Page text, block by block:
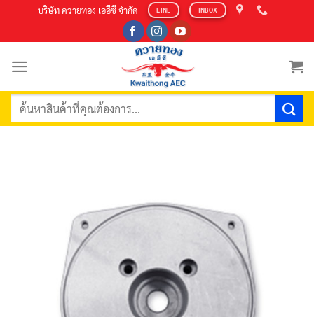
content
บริษัท ควายทอง เออีซี จำกัด LINE INBOX
ค้นหา: